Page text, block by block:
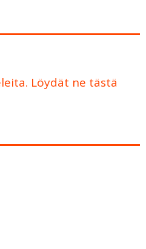
Löydät ne tästä